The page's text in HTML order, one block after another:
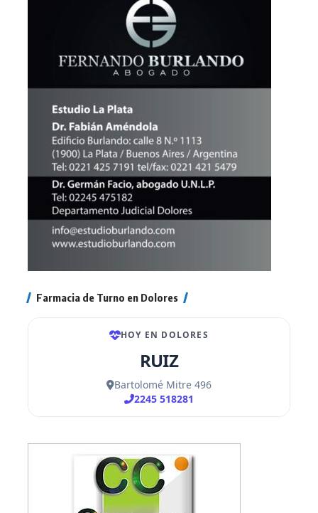
Farmacia de Turno en Dolores